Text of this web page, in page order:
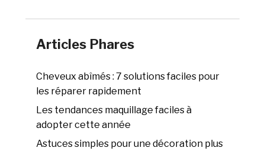
Articles Phares
Cheveux abîmés : 7 solutions faciles pour
les réparer rapidement
Les tendances maquillage faciles à
adopter cette année
Astuces simples pour une décoration plus